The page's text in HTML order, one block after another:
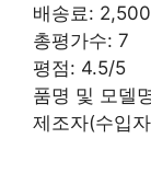
배송료:
총평가수: 7
평점: 4.5/5
품명 및 모델
제조자(수입